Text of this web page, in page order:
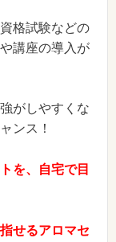
格試験などの
講座の導入が
がしやすくな
ンス！
を、自宅で目
せるアロマセ